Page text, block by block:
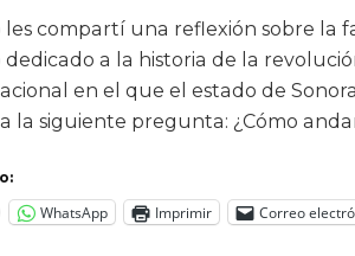
les compartí una reflexión sobre la
dedicado a la historia de la
en el que el estado de
la siguiente pregunta: ¿Cómo
WhatsApp Imprimir Correo